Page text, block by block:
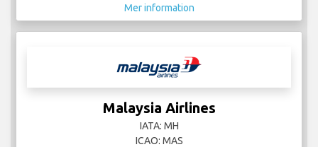
Mer information
Malaysia Airlines
IATA: MH
ICAO: MAS